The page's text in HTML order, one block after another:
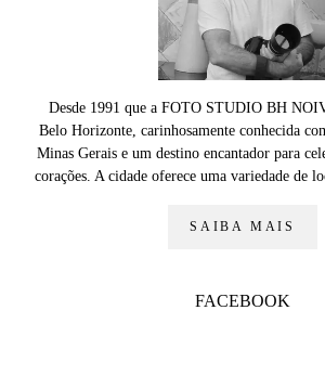
Desde 1991 que a FOTO STUDIO BH
Belo Horizonte, carinhosamente conhecida
Minas Gerais e um destino encantador para
corações. A cidade oferece uma variedade de
SAIBA MAIS
FACEBOOK